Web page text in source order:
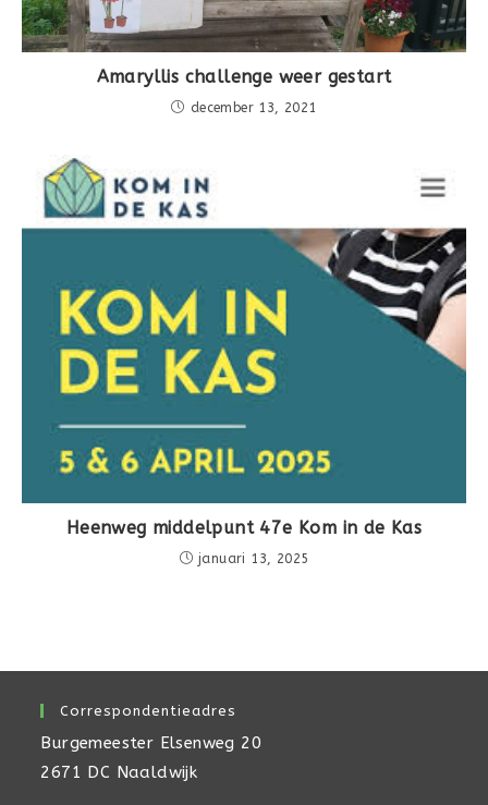
Amaryllis challenge weer gestart
december 13, 2021
Heenweg middelpunt 47e Kom in de Kas
januari 13, 2025
Correspondentieadres
Burgemeester Elsenweg 20
2671 DC Naaldwijk